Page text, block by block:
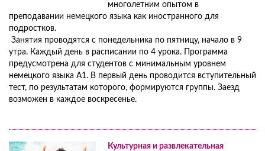
многолетним опытом в
преподавании немецкого языка как иностранного для
подростков.
Занятия проводятся с понедельника по пятницу, начало в 9
утра. Каждый день в расписании по 4 урока. Программа
предусмотрена для студентов с минимальным уровнем
немецкого языка А1. В первый день проводится вступительный
тест, по результатам которого, формируются группы. Заезд
возможен в каждое воскресенье.
Культурная и развлекательная